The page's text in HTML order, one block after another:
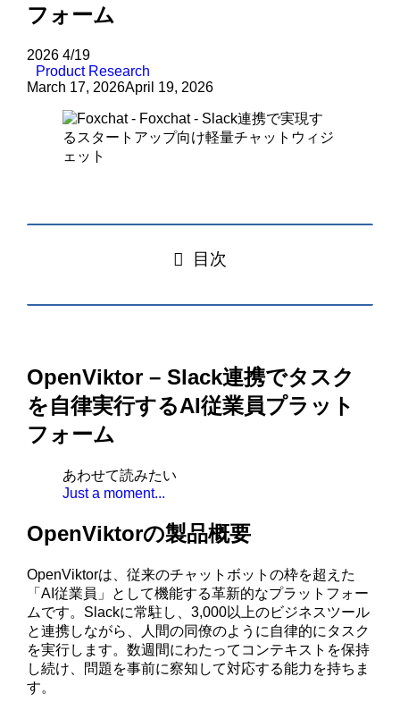
フォーム
2026 4/19
Product Research
March 17, 2026April 19, 2026
目次
OpenViktor – Slack連携でタスク
を自律実行するAI従業員プラット
フォーム
あわせて読みたい
Just a moment...
OpenViktorの製品概要
OpenViktorは、従来のチャットボットの枠を超えた
「AI従業員」として機能する革新的なプラットフォー
ムです。Slackに常駐し、3,000以上のビジネスツール
と連携しながら、人間の同僚のように自律的にタスク
を実行します。数週間にわたってコンテキストを保持
し続け、問題を事前に察知して対応する能力を持ちま
す。